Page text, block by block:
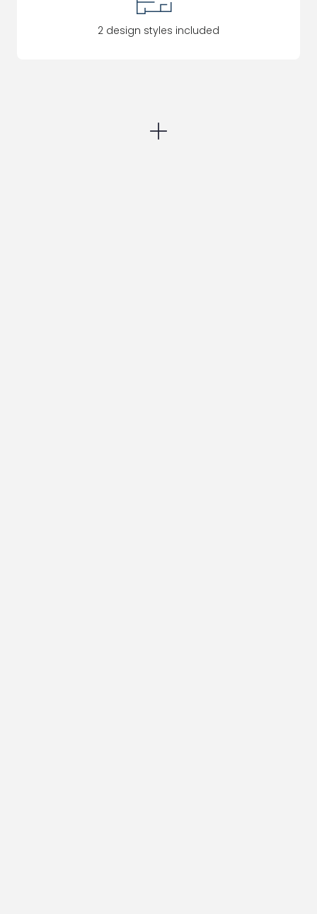
2 design styles included
Add